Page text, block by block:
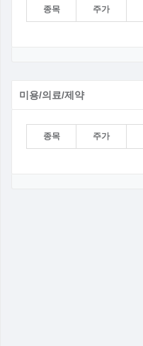
종목 주가
미용/의료/제약
종목 주가